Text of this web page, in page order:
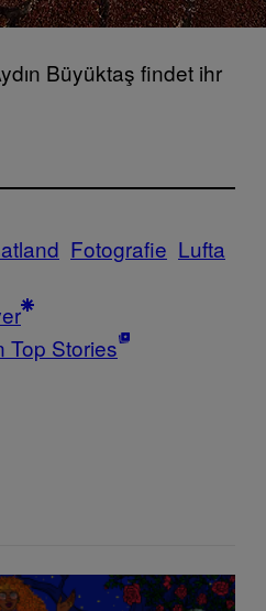
Büyüktaş findet ihr
Fotografie Lufta
Top Stories